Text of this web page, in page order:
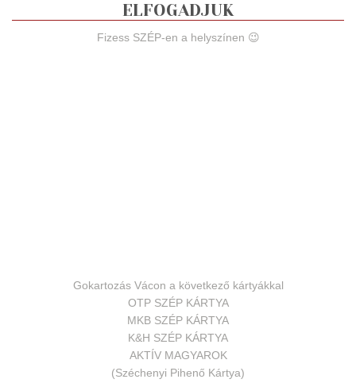
ELFOGADJUK
Fizess SZÉP-en a helyszínen 😉
Gokartozás Vácon a következő kártyákkal
OTP SZÉP KÁRTYA
MKB SZÉP KÁRTYA
K&H SZÉP KÁRTYA
AKTÍV MAGYAROK
(Széchenyi Pihenő Kártya)